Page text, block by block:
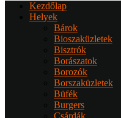
Kezdőlap
Helyek
Bárok
Bioszaküzletek
Bisztrók
Borászatok
Borozók
Borszaküzletek
Büfék
Burgers